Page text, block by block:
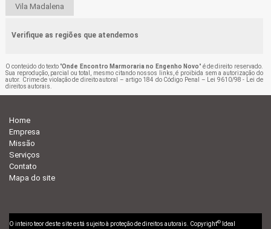
Vila Madalena
Verifique as regiões que atendemos
O conteúdo do texto "Onde Encontro Marmoraria no Engenho Novo" é de direito reservado.
Sua reprodução, parcial ou total, mesmo citando nossos links, é proibida sem a autorização do
autor. Crime de violação de direito autoral – artigo 184 do Código Penal –
Lei 9610/98 - Lei de
direitos autorais
Home
Empresa
Missão
Serviços
Contato
Mapa do site
O inteiro teor deste site está sujeito à proteção de direitos autorais. Copyright© Ideal